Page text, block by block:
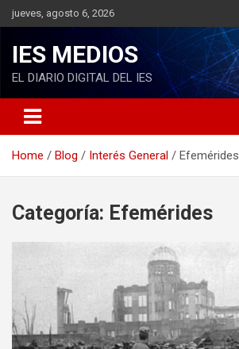
k
e
jueves, agosto 6, 2026
IES MEDIOS
EL DIARIO DIGITAL DEL IES
Home Blog Interés General Efemérides
Categoría: Efemérides